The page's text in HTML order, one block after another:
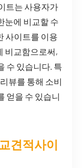
트는 사용자가
눈에 비교할 수
사이트를 이용
비교함으로써,
수 있습니다. 특
뷰를 통해 소비
얻을 수 있습니
견적사이